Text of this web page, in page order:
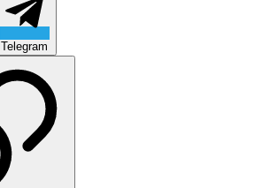
Telegram